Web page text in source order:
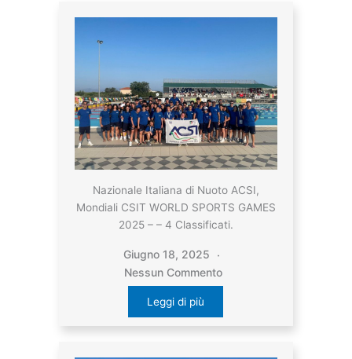
Nazionale Italiana di Nuoto ACSI,
Mondiali CSIT WORLD SPORTS GAMES
2025 – – 4 Classificati.
Giugno 18, 2025
Nessun Commento
Leggi di più